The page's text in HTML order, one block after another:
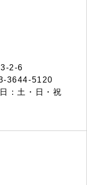
2-6
3644-5120
：土・日・祝